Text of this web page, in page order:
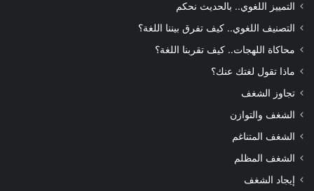
التمييز اللغوي.. بالحديث نحكم
التصنيف اللغوي.. كيف تفرق بيننا اللغة؟
محاكاة اللهجات.. كيف تقربنا اللغة؟
ماذا تقول لغتك عنك؟
تجاوز الشغف
الشغف والتوازن
الشغف المتناغم
الشغف المظلم
إيجاد الشغف